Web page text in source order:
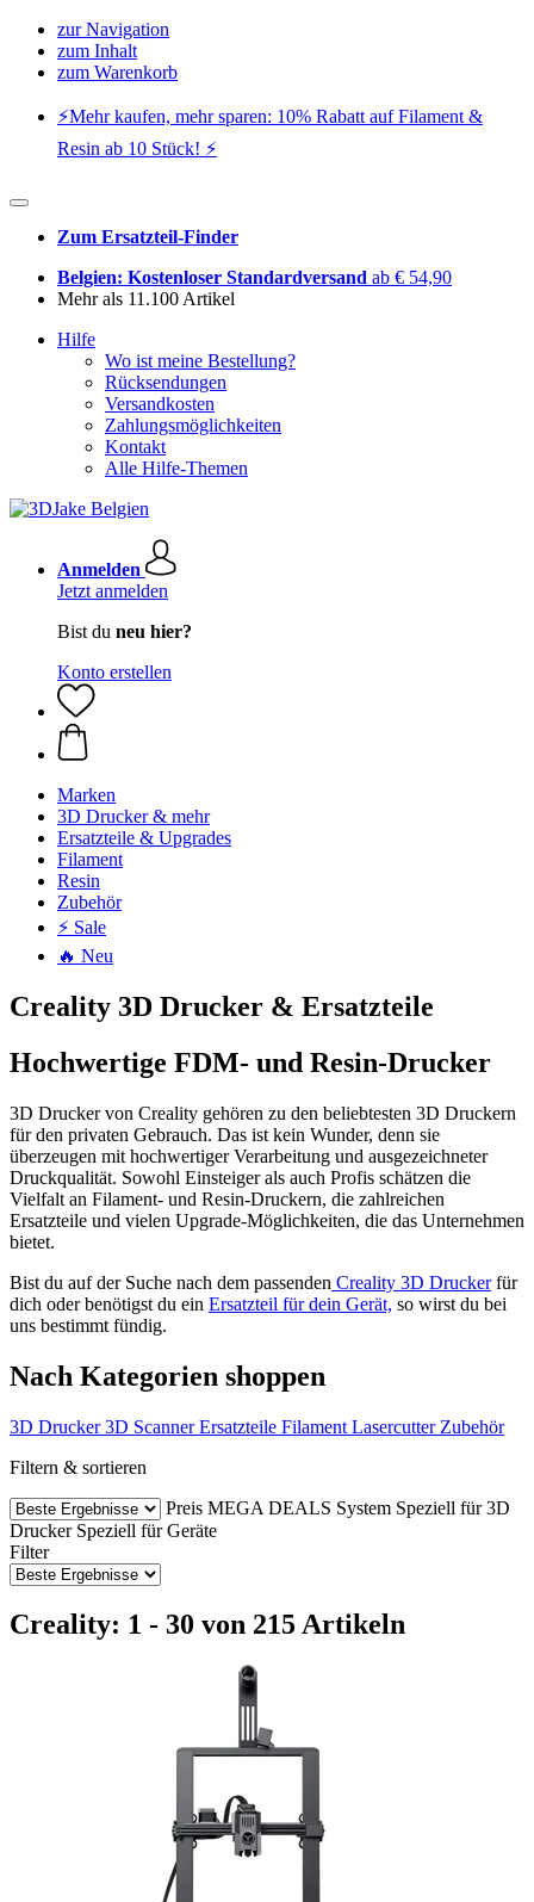
zur Navigation
zum Inhalt
zum Warenkorb
⚡️Mehr kaufen, mehr sparen: 10% Rabatt auf Filament &
Resin ab 10 Stück! ⚡️
Zum Ersatzteil-Finder
Belgien: Kostenloser Standardversand ab € 54,90
Mehr als 11.100 Artikel
Hilfe
Wo ist meine Bestellung?
Rücksendungen
Versandkosten
Zahlungsmöglichkeiten
Kontakt
Alle Hilfe-Themen
Anmelden
Jetzt anmelden
Bist du neu hier?
Konto erstellen
Marken
3D Drucker & mehr
Ersatzteile & Upgrades
Filament
Resin
Zubehör
⚡ Sale
🔥 Neu
Creality 3D Drucker & Ersatzteile
Hochwertige FDM- und Resin-Drucker
3D Drucker von Creality gehören zu den beliebtesten 3D Druckern
für den privaten Gebrauch. Das ist kein Wunder, denn sie
überzeugen mit hochwertiger Verarbeitung und ausgezeichneter
Druckqualität. Sowohl Einsteiger als auch Profis schätzen die
Vielfalt an Filament- und Resin-Druckern, die zahlreichen
Ersatzteile und vielen Upgrade-Möglichkeiten, die das Unternehmen
bietet.
Bist du auf der Suche nach dem passenden Creality 3D Druckerfür
dich oder benötigst du ein Ersatzteil für dein Gerät, so wirst du bei
uns bestimmt fündig.
Nach Kategorien shoppen
3D Drucker 3D Scanner Ersatzteile Filament Lasercutter Zubehör
Filtern & sortieren
Preis MEGA DEALS System Speziell für 3D
Drucker Speziell für Geräte
Filter
Creality: 1 - 30 von 215 Artikeln